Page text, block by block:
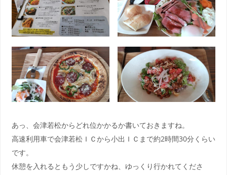
あっ、会津若松からどれ位かかるか書いておきますね。
高速利用車で会津若松ＩＣから小出ＩＣまで約2時間30分くらい
です。
休憩を入れるともう少しですかね、ゆっくり行かれてくださ